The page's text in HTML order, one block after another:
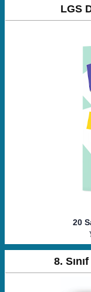
LGS
20
8.